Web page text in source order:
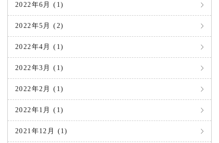
2022年6月 (1)
2022年5月 (2)
2022年4月 (1)
2022年3月 (1)
2022年2月 (1)
2022年1月 (1)
2021年12月 (1)